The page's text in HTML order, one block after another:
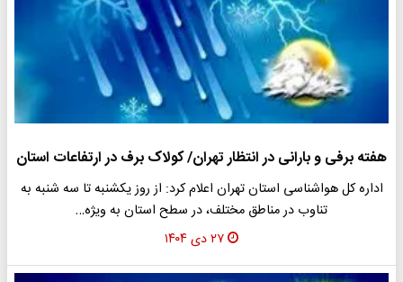
هفته برفی و بارانی در انتظار تهران/ کولاک برف در ارتفاعات استان
اداره کل هواشناسی استان تهران اعلام کرد: از روز یکشنبه تا سه شنبه به
تناوب در مناطق مختلف، در سطح استان به ویژه…
۲۷ دی ۱۴۰۴